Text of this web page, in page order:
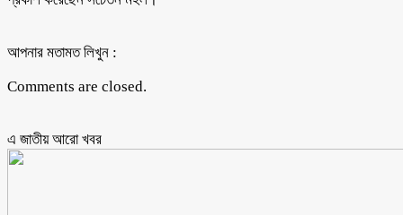
আপনার মতামত লিখুন :
Comments are closed.
এ জাতীয় আরো ‍খবর